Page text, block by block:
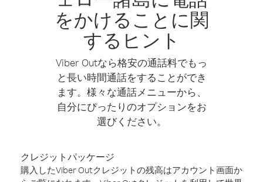
をかけることに関
するヒント
Viber Outなら格安の通話料でもっ
と長い時間通話をすることができ
ます。様々な通話メニューから、
自分にぴったりのオプションをお
選びください。
クレジットパッケージ
購入したViber Outクレジットの残高はアカウント画面か